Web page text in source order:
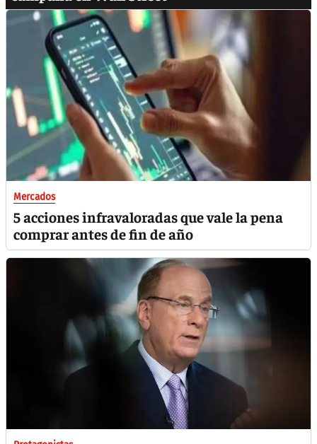
Mercados
5 acciones infravaloradas que vale la pena
comprar antes de fin de año